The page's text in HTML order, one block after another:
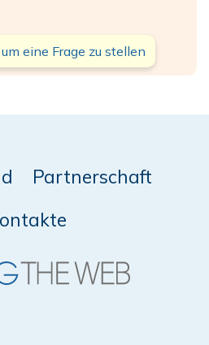
eine Frage zu stellen
Partnerschaft